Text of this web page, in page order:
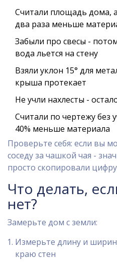
Считали площадь дома,
два раза меньше
Забыли про свесы -
вода льется на стену
Взяли уклон 15° для
крыша протекает
Не учли нахлесты -
Считали по чертежу без
40% меньше материала
Проверьте себя: если вы
соседу за чашкой чая -
просто скопировали
Что делать,
нет?
Замерьте дом с земли:
Измерьте длину и
краю стен